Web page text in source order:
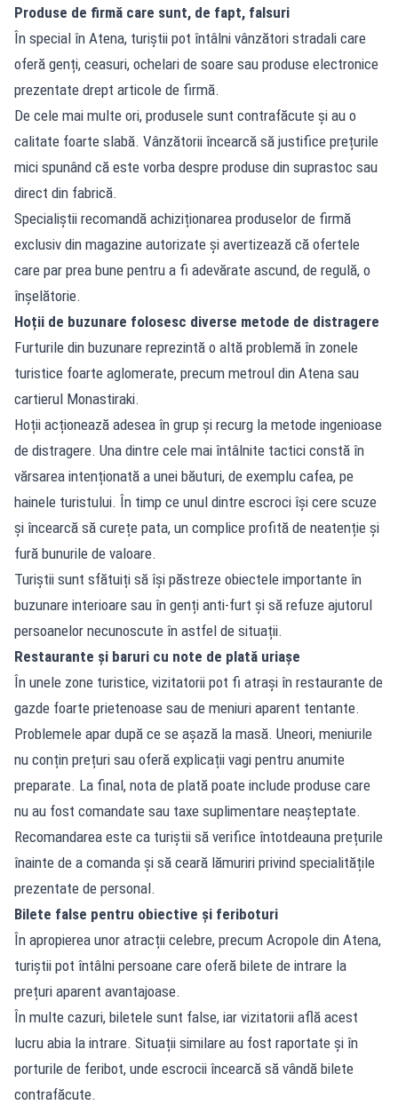
Produse de firmă care sunt, de fapt, falsuri
În special în Atena, turiștii pot întâlni vânzători stradali care
oferă genți, ceasuri, ochelari de soare sau produse electronice
prezentate drept articole de firmă.
De cele mai multe ori, produsele sunt contrafăcute și au o
calitate foarte slabă. Vânzătorii încearcă să justifice prețurile
mici spunând că este vorba despre produse din suprastoc sau
direct din fabrică.
Specialiștii recomandă achiziționarea produselor de firmă
exclusiv din magazine autorizate și avertizează că ofertele
care par prea bune pentru a fi adevărate ascund, de regulă, o
înșelătorie.
Hoții de buzunare folosesc diverse metode de distragere
Furturile din buzunare reprezintă o altă problemă în zonele
turistice foarte aglomerate, precum metroul din Atena sau
cartierul Monastiraki.
Hoții acționează adesea în grup și recurg la metode ingenioase
de distragere. Una dintre cele mai întâlnite tactici constă în
vărsarea intenționată a unei băuturi, de exemplu cafea, pe
hainele turistului. În timp ce unul dintre escroci își cere scuze
și încearcă să curețe pata, un complice profită de neatenție și
fură bunurile de valoare.
Turiștii sunt sfătuiți să își păstreze obiectele importante în
buzunare interioare sau în genți anti-furt și să refuze ajutorul
persoanelor necunoscute în astfel de situații.
Restaurante și baruri cu note de plată uriașe
În unele zone turistice, vizitatorii pot fi atrași în restaurante de
gazde foarte prietenoase sau de meniuri aparent tentante.
Problemele apar după ce se așază la masă. Uneori, meniurile
nu conțin prețuri sau oferă explicații vagi pentru anumite
preparate. La final, nota de plată poate include produse care
nu au fost comandate sau taxe suplimentare neașteptate.
Recomandarea este ca turiștii să verifice întotdeauna prețurile
înainte de a comanda și să ceară lămuriri privind specialitățile
prezentate de personal.
Bilete false pentru obiective și feriboturi
În apropierea unor atracții celebre, precum Acropole din Atena,
turiștii pot întâlni persoane care oferă bilete de intrare la
prețuri aparent avantajoase.
În multe cazuri, biletele sunt false, iar vizitatorii află acest
lucru abia la intrare. Situații similare au fost raportate și în
porturile de feribot, unde escrocii încearcă să vândă bilete
contrafăcute.